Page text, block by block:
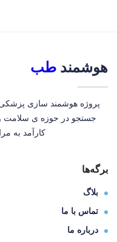
هوشمند طب
جستجو در حوزه ی سلامت و
کارآمد به
برگه‌ها
بلاگ
تماس با ما
درباره ما